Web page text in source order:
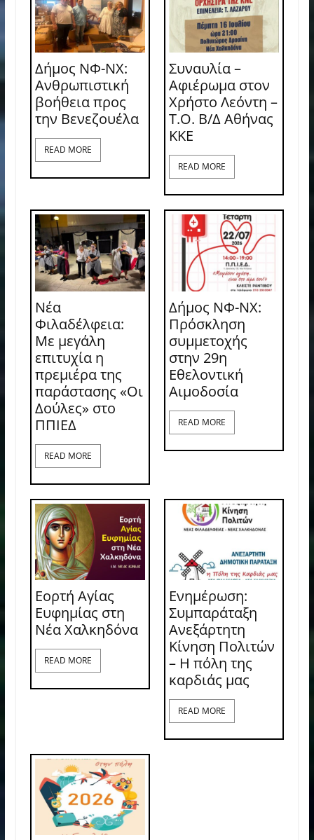
Δήμος ΝΦ-ΝΧ:
Ανθρωπιστική
βοήθεια προς
την Βενεζουέλα
READ MORE
Συναυλία –
Αφιέρωμα στον
Χρήστο Λεόντη –
Τ.Ο. Β/Δ Αθήνας
ΚΚΕ
READ MORE
Νέα
Φιλαδέλφεια:
Με μεγάλη
επιτυχία η
πρεμιέρα της
παράστασης «Οι
Δούλες» στο
ΠΠΙΕΔ
READ MORE
Δήμος ΝΦ-ΝΧ:
Πρόσκληση
συμμετοχής
στην 29η
Εθελοντική
Αιμοδοσία
READ MORE
Εορτή Αγίας
Ευφημίας στη
Νέα Χαλκηδόνα
READ MORE
Ενημέρωση:
Συμπαράταξη
Ανεξάρτητη
Κίνηση Πολιτών
– Η πόλη της
καρδιάς μας
READ MORE